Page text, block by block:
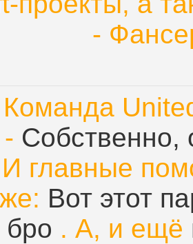
-
Команда
- Собственно,
главные
Вот этот
бро . А, и ещё